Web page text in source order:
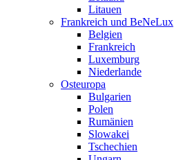
Litauen
Frankreich und BeNeLux
Belgien
Frankreich
Luxemburg
Niederlande
Osteuropa
Bulgarien
Polen
Rumänien
Slowakei
Tschechien